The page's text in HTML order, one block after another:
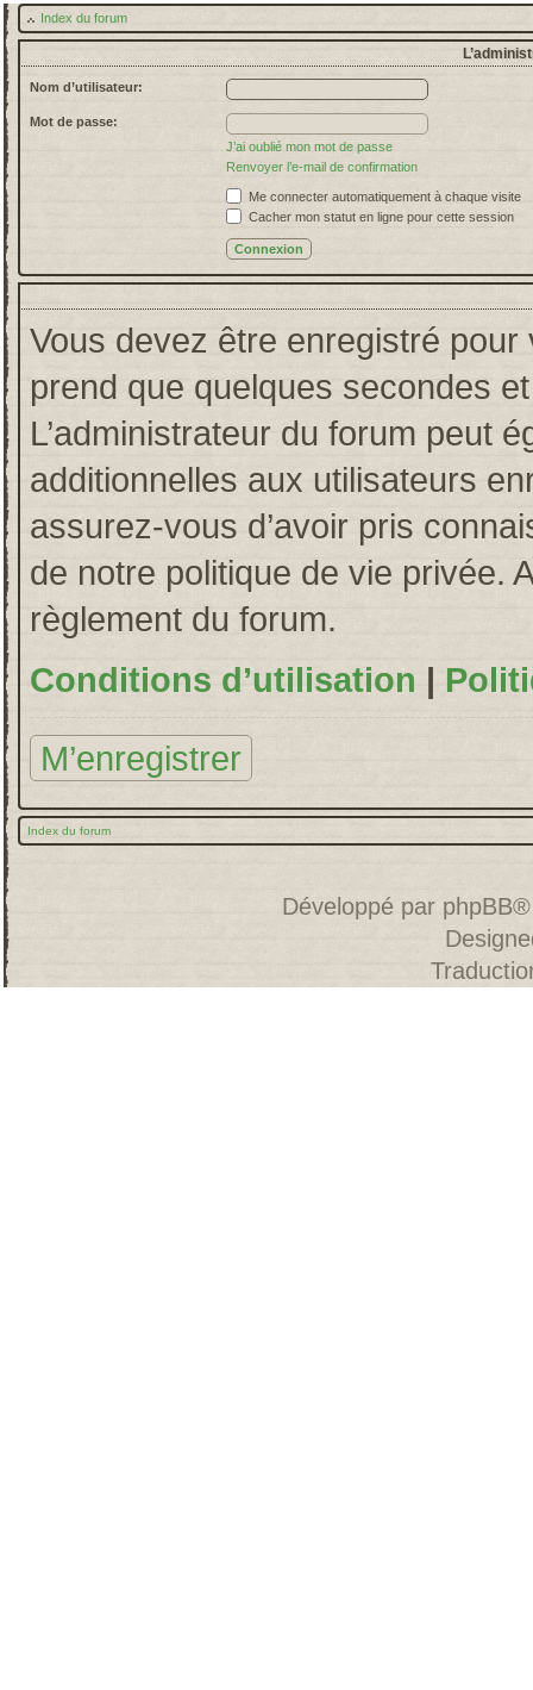
Index du forum
Nom d’utilisateur:
Mot de passe:
J’ai oublié mon mot de passe
Renvoyer l’e-mail de confirmation
Me connecter automatiquement à chaque visite
Cacher mon statut en ligne pour cette session
Vous devez être enregistré pour
prend que quelques secondes
L’administrateur du forum peut
additionnelles aux utilisateurs
assurez-vous d’avoir pris
de notre politique de vie privée.
règlement du forum.
Conditions d’utilisation |
M’enregistrer
Index du forum
Développé par phpBB®